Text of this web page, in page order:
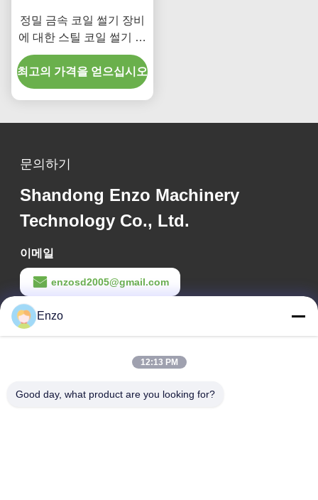
정밀 금속 코일 썰기 장비
에 대한 스틸 코일 썰기 폭
범위 10mm ~ 1500mm 및
판 두께 범위 0.1 ~ 4mm
최고의 가격을 얻으십시오
문의하기
Shandong Enzo Machinery
Technology Co., Ltd.
이메일
enzosd2005@gmail.com
작업 시간
08:00-17:00
회사 주소
Enzo
12:13 PM
Good day, what product are you looking for?